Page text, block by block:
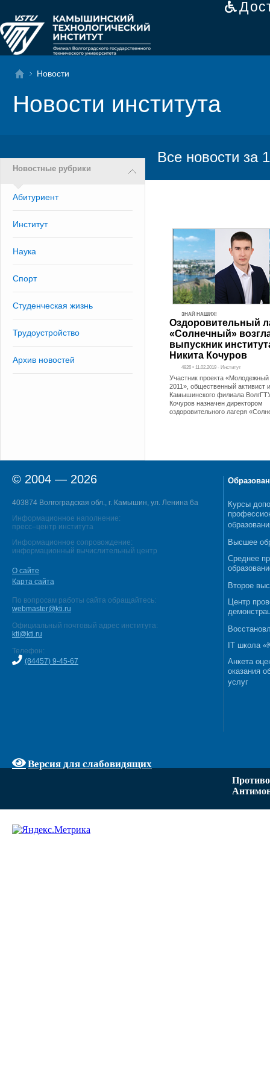
Новости
Новости института
Новостные рубрики
Абитуриент
Институт
Наука
Спорт
Студенческая жизнь
Трудоустройство
Архив новостей
Все новости за
ЗНАЙ НАШИХ!
Оздоровительный
«Солнечный»
выпускник
Никита Кочуров
4826 • 11.02.2019 - Институт
Участник проекта «Молодежный
2011», общественный активист
Камышинского филиала
Кочуров назначен директором
оздоровительного лагеря
© 2004 — 2026
403874 Волгоградская обл., г. Камышин, ул. Ленина 6а
Информационное наполнение:
пресс–центр института
Информационное сопровождение:
информационный вычислительный центр
О сайте
Карта сайта
По вопросам работы сайта обращайтесь:
webmaster@kti.ru
Официальный почтовый адрес института:
kti@kti.ru
Телефон:
(84457) 9-45-67
Версия для слабовидящих
Курсы
Высшее
Среднее
Второе
Центр
IT школа
Анкета
оказания
услуг